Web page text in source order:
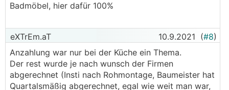
Badmöbel, hier dafür 100%
eXTrEm.aT 10.9.2021 (#8)
Anzahlung war nur bei der Küche ein Thema.
Der rest wurde je nach wunsch der Firmen
abgerechnet (Insti nach Rohmontage, Baumeister hat
Quartalsmäßig abgerechnet, egal wie weit man war,